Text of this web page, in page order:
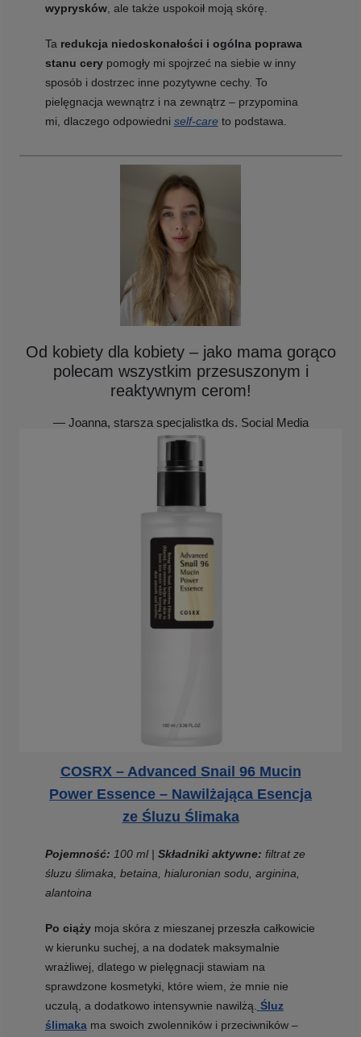
wyprysków, ale także uspokoił moją skórę.
Ta redukcja niedoskonałości i ogólna poprawa
stanu cerypomogły mi spojrzeć na siebie w inny
sposób i dostrzec inne pozytywne cechy. To
pielęgnacja wewnątrz i na zewnątrz – przypomina
mi, dlaczego odpowiedni self-careto podstawa.
Od kobiety dla kobiety – jako mama gorąco
polecam wszystkim przesuszonym i
reaktywnym cerom!
— Joanna, starsza specjalistka ds. Social Media
COSRX – Advanced Snail 96 Mucin
Power Essence – Nawilżająca Esencja
ze Śluzu Ślimaka
Pojemność: 100 ml | Składniki aktywne: filtrat ze
śluzu ślimaka, betaina, hialuronian sodu, arginina,
alantoina
Po ciążymoja skóra z mieszanej przeszła całkowicie
w kierunku suchej, a na dodatek maksymalnie
wrażliwej, dlatego w pielęgnacji stawiam na
sprawdzone kosmetyki, które wiem, że mnie nie
uczulą, a dodatkowo intensywnie nawilżą. Śluz
ślimakama swoich zwolenników i przeciwników –